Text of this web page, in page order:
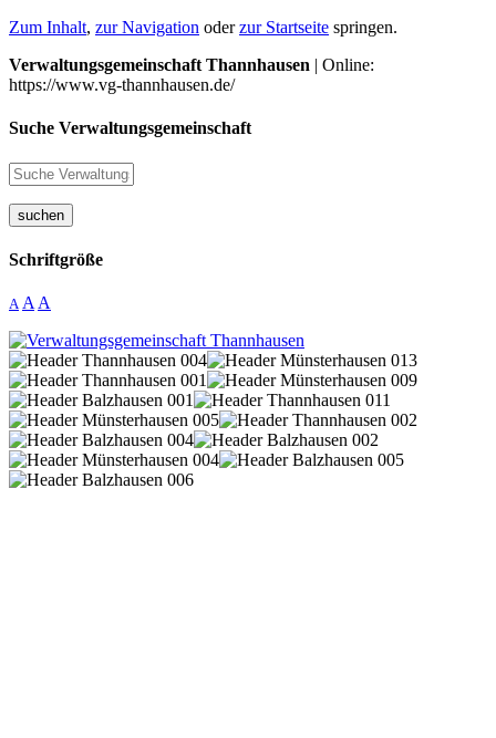
Zum Inhalt, zur Navigation oderzur Startseite springen.
Verwaltungsgemeinschaft Thannhausen | Online:
https://www.vg-thannhausen.de/
Suche Verwaltungsgemeinschaft
suchen
Schriftgröße
A A A